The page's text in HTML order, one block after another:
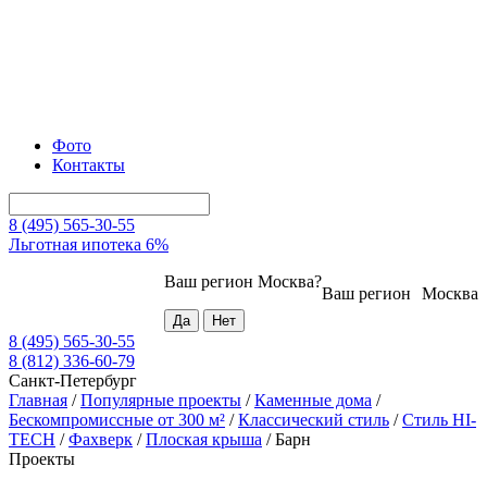
Фото
Контакты
8 (495) 565-30-55
Льготная ипотека 6%
Москва
Ваш регион
Ваш регион Москва?
8 (495) 565-30-55
8 (812) 336-60-79
Санкт-Петербург
Главная /Популярные проекты /Каменные дома /
Бескомпромиссные от 300 м² /Классический стиль /Стиль HI-
TECH /Фахверк /Плоская крыша /Барн
Проекты